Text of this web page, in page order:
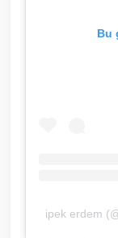
Bu
ipek erdem